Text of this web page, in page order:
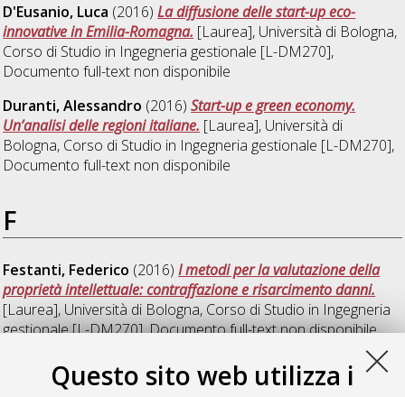
Questo sito web utilizza i
D'Eusanio, Luca (2016)La diffusione delle start-up eco-
innovative in Emilia-Romagna. [Laurea], Università di Bologna,
Corso di Studio in Ingegneria gestionale [L-DM270],
Documento full-text non disponibile
Duranti, Alessandro (2016)Start-up e green economy.
Un’analisi delle regioni italiane. [Laurea], Università di
Bologna, Corso di Studio in Ingegneria gestionale [L-DM270],
Documento full-text non disponibile
F
Festanti, Federico (2016)I metodi per la valutazione della
proprietà intellettuale: contraffazione e risarcimento danni.
[Laurea], Università di Bologna, Corso di Studio in Ingegneria
gestionale [L-DM270], Documento full-text non disponibile